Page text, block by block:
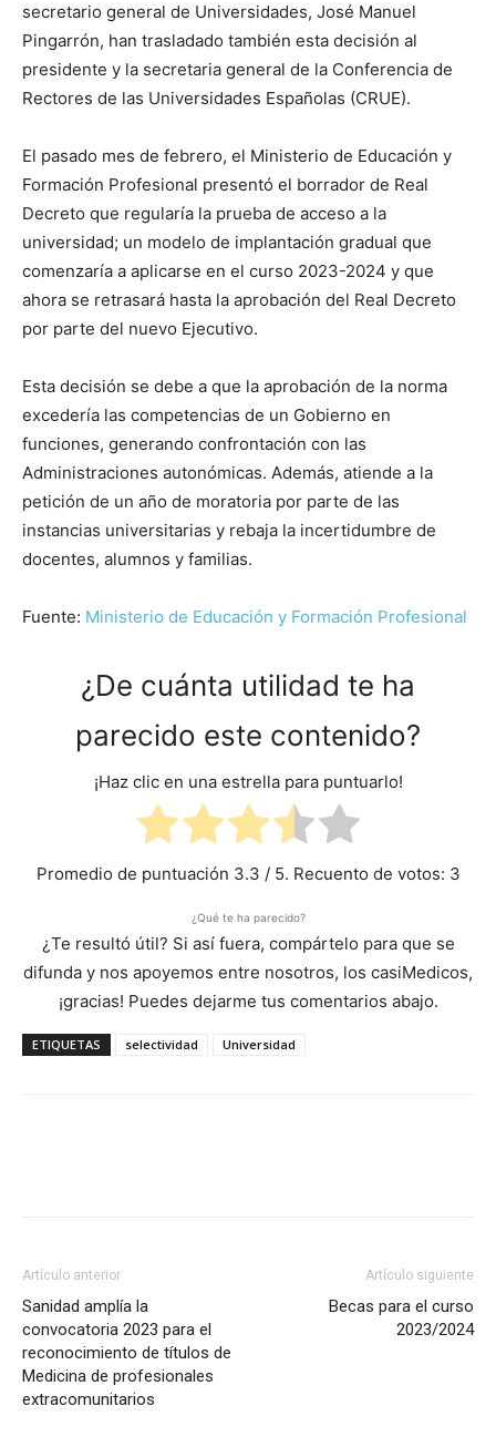
secretario general de Universidades, José Manuel
Pingarrón, han trasladado también esta decisión al
presidente y la secretaria general de la Conferencia de
Rectores de las Universidades Españolas (CRUE).
El pasado mes de febrero, el Ministerio de Educación y
Formación Profesional presentó el borrador de Real
Decreto que regularía la prueba de acceso a la
universidad; un modelo de implantación gradual que
comenzaría a aplicarse en el curso 2023-2024 y que
ahora se retrasará hasta la aprobación del Real Decreto
por parte del nuevo Ejecutivo.
Esta decisión se debe a que la aprobación de la norma
excedería las competencias de un Gobierno en
funciones, generando confrontación con las
Administraciones autonómicas. Además, atiende a la
petición de un año de moratoria por parte de las
instancias universitarias y rebaja la incertidumbre de
docentes, alumnos y familias.
Fuente: Ministerio de Educación y Formación Profesional
¿De cuánta utilidad te ha
parecido este contenido?
¡Haz clic en una estrella para puntuarlo!
Promedio de puntuación 3.3 / 5. Recuento de votos: 3
¿Qué te ha parecido?
¿Te resultó útil? Si así fuera, compártelo para que se
difunda y nos apoyemos entre nosotros, los casiMedicos,
¡gracias! Puedes dejarme tus comentarios abajo.
ETIQUETAS selectividad Universidad
Artículo anterior
Sanidad amplía la
convocatoria 2023 para el
reconocimiento de títulos de
Medicina de profesionales
extracomunitarios
Artículo siguiente
Becas para el curso
2023/2024